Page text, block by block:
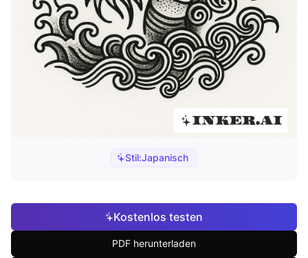
Stil:Japanisch
Kostenlos testen
PDF herunterladen